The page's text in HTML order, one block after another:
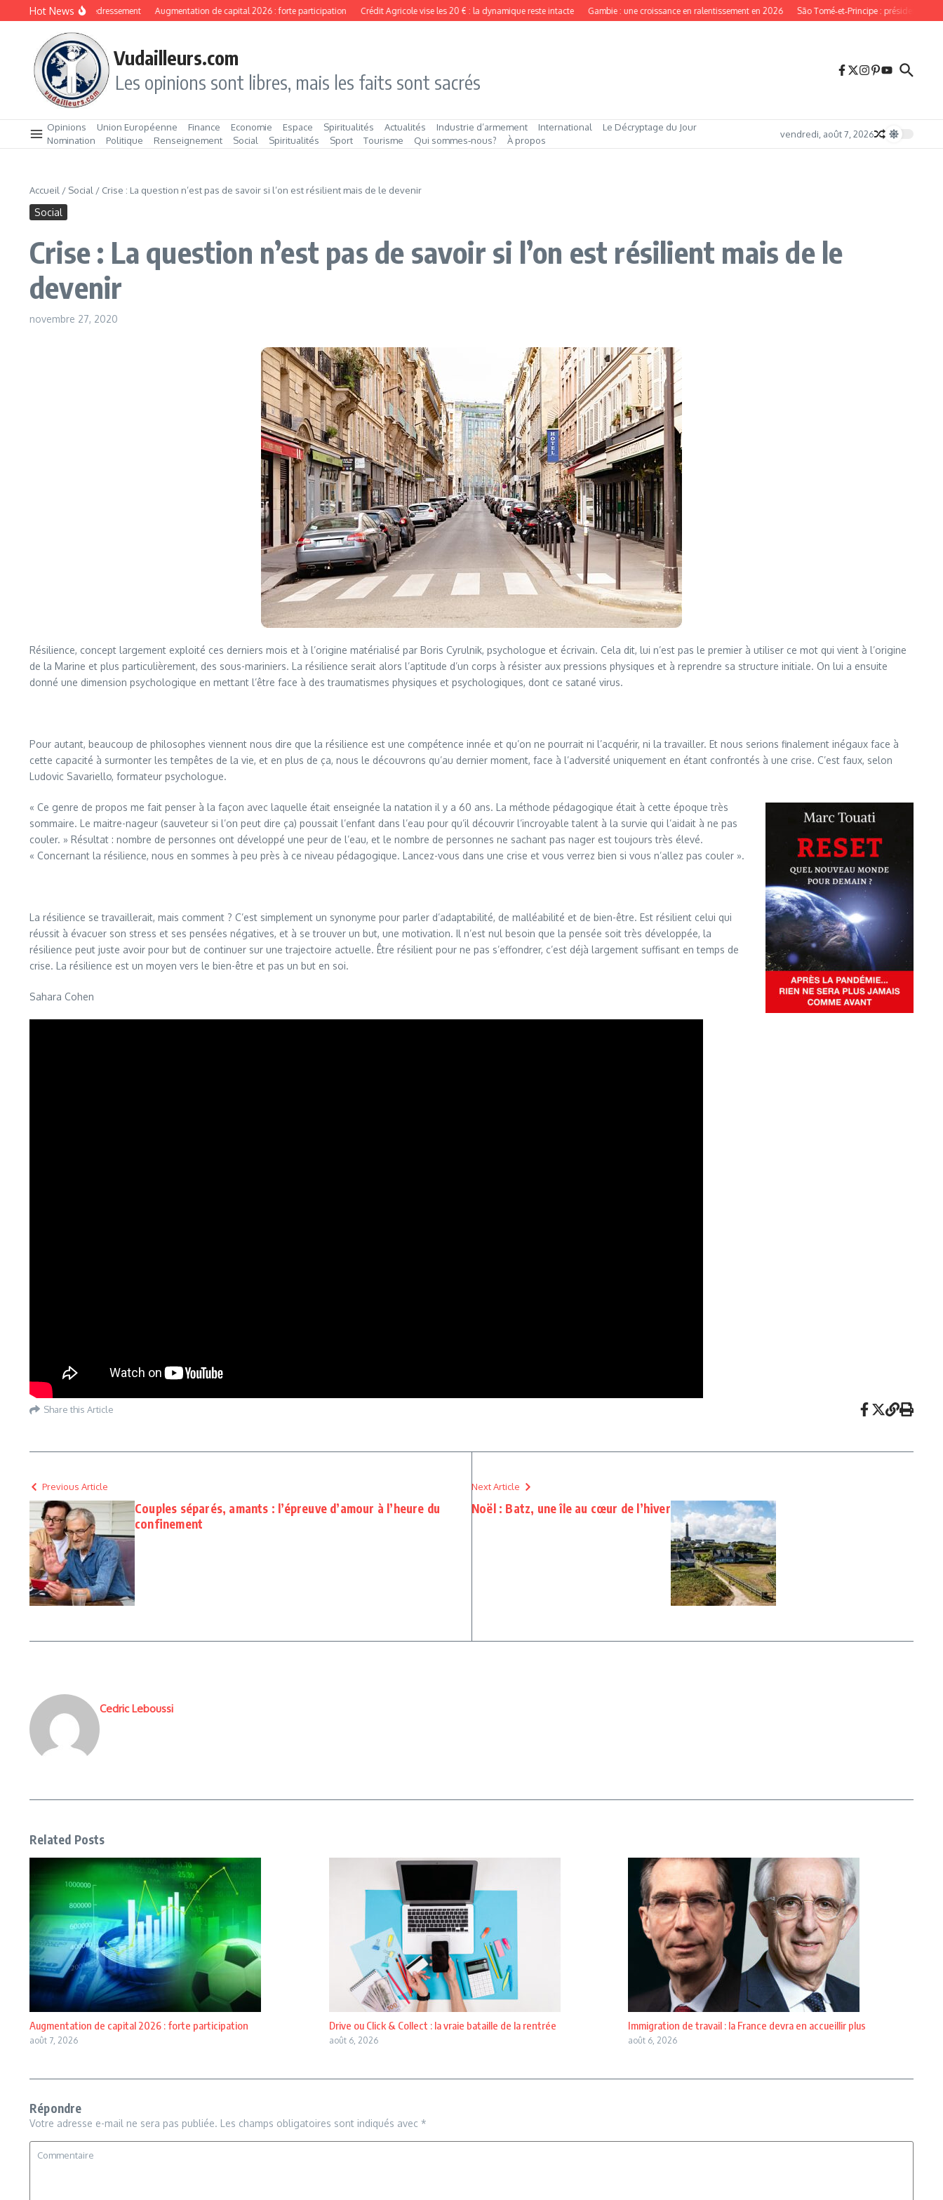
Aller au contenu
Hot News
2026, l’année du redressement Augmentation de capital 2026 : forte participation Crédit Agricole vise les 20 € : la dynamique reste intacte Gambie : une croissance en ralentissement en 2026 São Tomé‑et‑Principe : présidentielle
Vudailleurs.com
Les opinions sont libres, mais les faits sont sacrés
Opinions Union Européenne Finance Economie Espace Spiritualités Actualités Industrie d’armement International
Le Décryptage du Jour
Nomination
Politique Renseignement Social Spiritualités Sport Tourisme Qui sommes‑nous? À propos
vendredi, août 7, 2026
Accueil / Social / Crise : La question n’est pas de savoir si l’on est résilient mais de le devenir
Social
Crise : La question n’est pas de savoir si l’on est résilient mais de le
devenir
novembre 27, 2020
Résilience, concept largement exploité ces derniers mois et à l’origine matérialisé par Boris Cyrulnik, psychologue et écrivain. Cela dit, lui n’est pas le premier à utiliser ce mot qui vient à l’origine
de la Marine et plus particulièrement, des sous-mariniers. La résilience serait alors l’aptitude d’un corps à résister aux pressions physiques et à reprendre sa structure initiale. On lui a ensuite
donné une dimension psychologique en mettant l’être face à des traumatismes physiques et psychologiques, dont ce satané virus.
Pour autant, beaucoup de philosophes viennent nous dire que la résilience est une compétence innée et qu’on ne pourrait ni l’acquérir, ni la travailler. Et nous serions finalement inégaux face à
cette capacité à surmonter les tempêtes de la vie, et en plus de ça, nous le découvrons qu’au dernier moment, face à l’adversité uniquement en étant confrontés à une crise. C’est faux, selon
Ludovic Savariello, formateur psychologue.
« Ce genre de propos me fait penser à la façon avec laquelle était enseignée la natation il y a 60 ans. La méthode pédagogique était à cette époque très
sommaire. Le maitre-nageur (sauveteur si l’on peut dire ça) poussait l’enfant dans l’eau pour qu’il découvrir l’incroyable talent à la survie qui l’aidait à ne pas
couler. » Résultat : nombre de personnes ont développé une peur de l’eau, et le nombre de personnes ne sachant pas nager est toujours très élevé.
« Concernant la résilience, nous en sommes à peu près à ce niveau pédagogique. Lancez-vous dans une crise et vous verrez bien si vous n’allez pas couler ».
La résilience se travaillerait, mais comment ? C’est simplement un synonyme pour parler d’adaptabilité, de malléabilité et de bien-être. Est résilient celui qui
réussit à évacuer son stress et ses pensées négatives, et à se trouver un but, une motivation. Il n’est nul besoin que la pensée soit très développée, la
résilience peut juste avoir pour but de continuer sur une trajectoire actuelle. Être résilient pour ne pas s’effondrer, c’est déjà largement suffisant en temps de
crise. La résilience est un moyen vers le bien-être et pas un but en soi.
Sahara Cohen
Share this Article
Previous Article
Couples séparés, amants : l’épreuve d’amour à l’heure du
confinement
Next Article
Noël : Batz, une île au cœur de l’hiver
Cedric Leboussi
Related Posts
Augmentation de capital 2026 : forte participation
août 7, 2026
Drive ou Click & Collect : la vraie bataille de la rentrée
août 6, 2026
Immigration de travail : la France devra en accueillir plus
août 6, 2026
Répondre
Votre adresse e-mail ne sera pas publiée. Les champs obligatoires sont indiqués avec *